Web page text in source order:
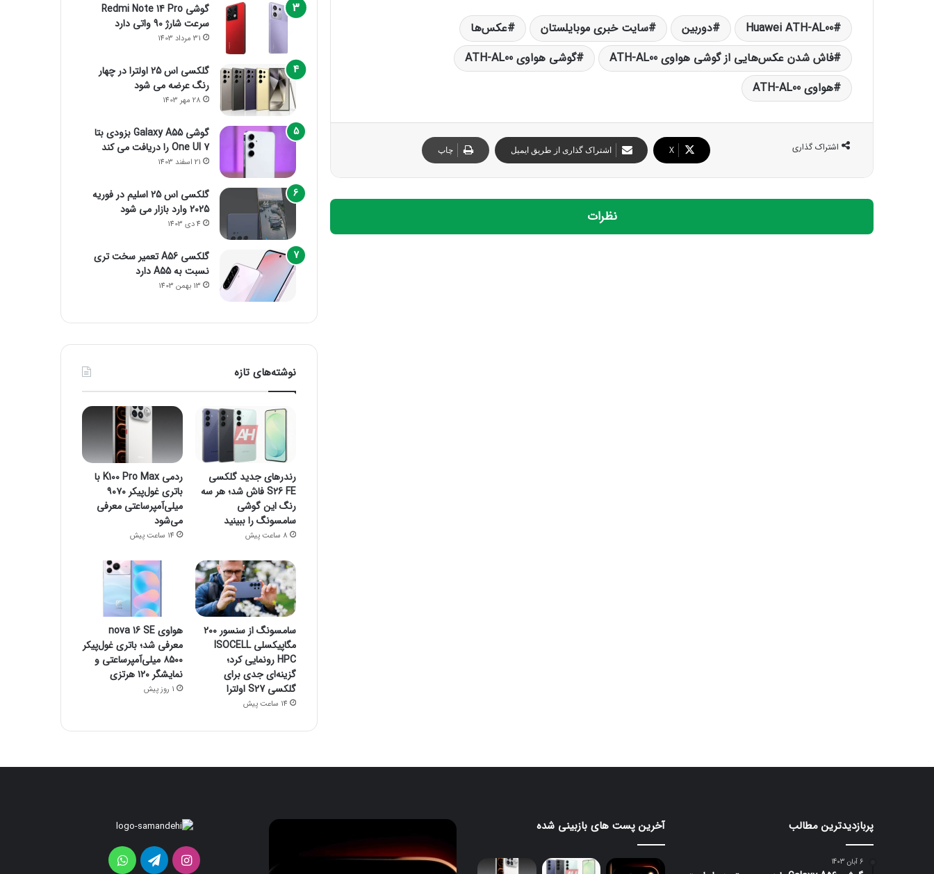
Huawei ATH-AL00 دوربین سایت خبری موبایلستان
عکس‌ها
فاش شدن عکس‌هایی از گوشی هواوی ATH-AL00
گوشی هواوی ATH-AL00
هواوی ATH-AL00
اشتراک گذاری X اشتراک گذاری از طریق ایمیل چاپ
نظرات
گوشی Redmi Note 14 Pro
سرعت شارژ 90 واتی دارد
31 مرداد 1403
گلکسی اس 25 اولترا در چهار
رنگ عرضه می شود
28 مهر 1403
گوشی Galaxy A55 بزودی بتا
One UI 7 را دریافت می کند
21 اسفند 1403
گلکسی اس 25 اسلیم در فوریه
2025 وارد بازار می شود
4 دی 1403
گلکسی A56 تعمیر سخت تری
نسبت به A55 دارد
13 بهمن 1403
نوشته‌های تازه
رندرهای جدید گلکسی
S26 FE فاش شد؛ هر سه
رنگ این گوشی
سامسونگ را ببینید
8 ساعت پیش
ردمی K100 Pro Max با
باتری غول‌پیکر ۹۰۷۰
میلی‌آمپرساعتی معرفی
می‌شود
14 ساعت پیش
سامسونگ از سنسور ۲۰۰
مگاپیکسلی ISOCELL
HPC رونمایی کرد؛
گزینه‌ای جدی برای
گلکسی S27 اولترا
14 ساعت پیش
هواوی nova 16 SE
معرفی شد؛ باتری غول‌پیکر
۸۵۰۰ میلی‌آمپرساعتی و
نمایشگر ۱۲۰ هرتزی
1 روز پیش
پربازدیدترین مطالب
6 آبان 1403
آخرین پست های بازبینی شده
هواوی
nova
16
SE
قابلیت
HiLight
در
اینستاگرامتلگرام واتس